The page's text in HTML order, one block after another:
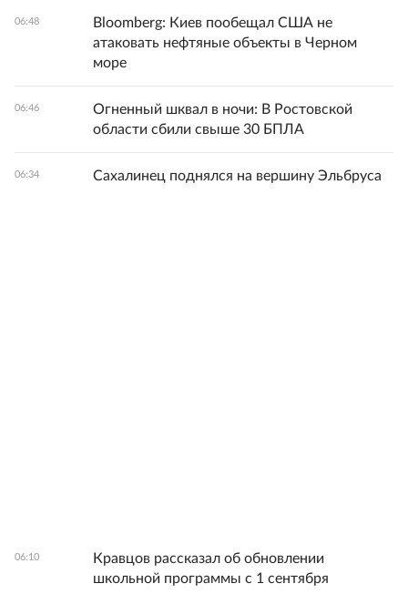
06:48
Bloomberg: Киев пообещал США не
атаковать нефтяные объекты в Черном
море
06:46
Огненный шквал в ночи: В Ростовской
области сбили свыше 30 БПЛА
06:34 Сахалинец поднялся на вершину Эльбруса
06:10
Кравцов рассказал об обновлении
школьной программы с 1 сентября